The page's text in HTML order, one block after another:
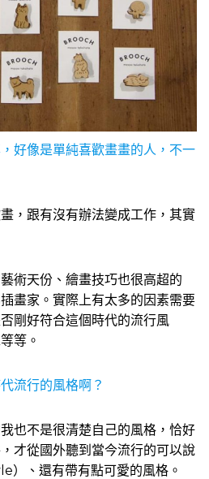
好像是單純喜歡畫畫的人，不一
，跟有沒有辦法變成工作，其實
術天份、繪畫技巧也很高超的
畫家。實際上有太多的因素需要
剛好符合這個時代的流行風
等。
流行的風格啊？
也不是很清楚自己的風格，恰好
才從國外聽到當今流行的可以說
）、還有帶有點可愛的風格。